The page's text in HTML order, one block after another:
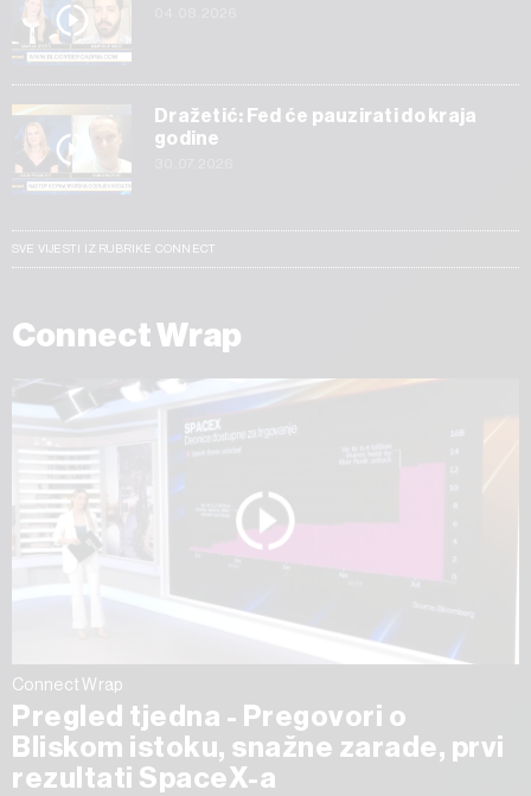
Dražetić: Fed će pauzirati do kraja
godine
SVE VIJESTI IZ RUBRIKE CONNECT
Connect Wrap
Connect Wrap
Pregled tjedna - Pregovori o
Bliskom istoku, snažne zarade, prvi
rezultati SpaceX-a